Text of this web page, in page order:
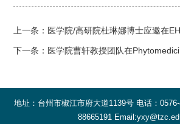
上一条： 医学院/高研院杜琳娜博士应邀在
下一条： 医学院曹轩教授团队在
地址：台州市椒江市府大道1139号 电话：
88665191